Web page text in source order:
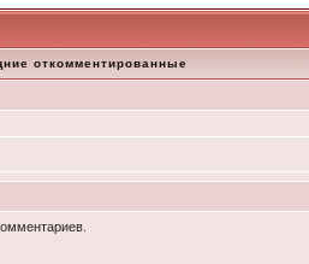
откомментированные